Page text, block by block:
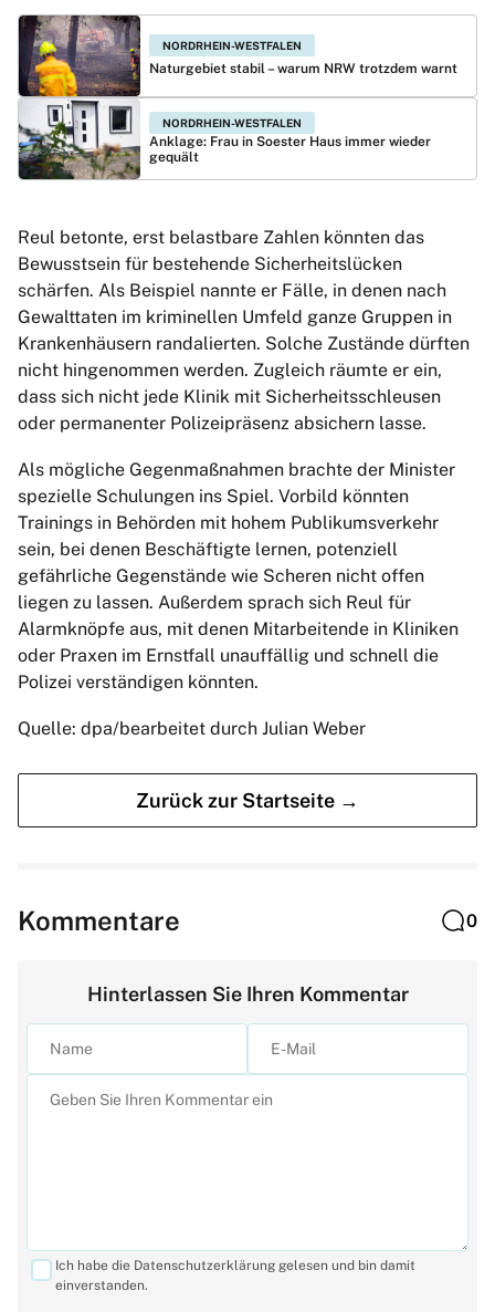
NORDRHEIN-WESTFALEN
Naturgebiet stabil – warum NRW trotzdem warnt
NORDRHEIN-WESTFALEN
Anklage: Frau in Soester Haus immer wieder
gequält
Reul betonte, erst belastbare Zahlen könnten das
Bewusstsein für bestehende Sicherheitslücken
schärfen. Als Beispiel nannte er Fälle, in denen nach
Gewalttaten im kriminellen Umfeld ganze Gruppen in
Krankenhäusern randalierten. Solche Zustände dürften
nicht hingenommen werden. Zugleich räumte er ein,
dass sich nicht jede Klinik mit Sicherheitsschleusen
oder permanenter Polizeipräsenz absichern lasse.
Als mögliche Gegenmaßnahmen brachte der Minister
spezielle Schulungen ins Spiel. Vorbild könnten
Trainings in Behörden mit hohem Publikumsverkehr
sein, bei denen Beschäftigte lernen, potenziell
gefährliche Gegenstände wie Scheren nicht offen
liegen zu lassen. Außerdem sprach sich Reul für
Alarmknöpfe aus, mit denen Mitarbeitende in Kliniken
oder Praxen im Ernstfall unauffällig und schnell die
Polizei verständigen könnten.
Quelle: dpa/bearbeitet durch Julian Weber
Zurück zur Startseite →
Kommentare 0
Hinterlassen Sie Ihren Kommentar
Ich habe die Datenschutzerklärung gelesen und bin damit
einverstanden.